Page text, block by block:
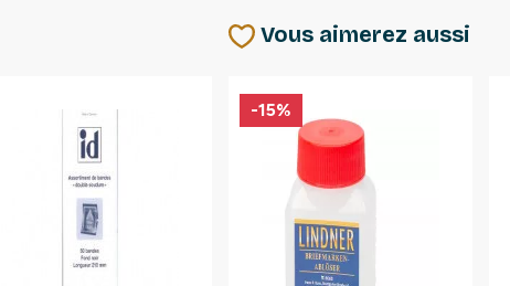
Vous aimerez aussi
-15%